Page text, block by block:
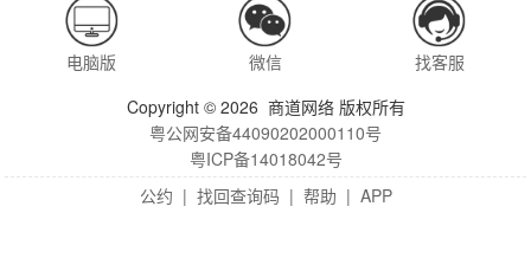
电脑版 微信
找客服
Copyright © 2026 商道网络 版权所有
粤公网安备44090202000110号
粤ICP备14018042号
公约 | 找回查询码 | 帮助 | APP